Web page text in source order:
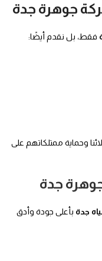
جوهرة جدة
فقط، بل نقدم أيضًا:
وحماية ممتلكاتهم على
جدة
جدة بأعلى جودة وأدق